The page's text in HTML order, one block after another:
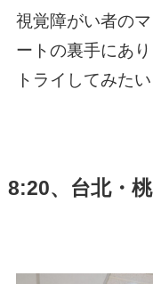
視覚障がい者の
ートの裏手にあ
トライしてみた
8:20、台北・